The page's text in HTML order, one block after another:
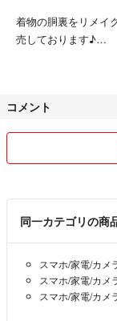
万が一、商品に不備
(*^^*)
着物の胴裏をリメイ
売しております♪
す！
シルクを身近に感じ
素人検品ですので
ご連絡下さい！
コメント
同一カテゴリの商
スマホ/家電/カメ
スマホ/家電/カメ
スマホ/家電/カメ